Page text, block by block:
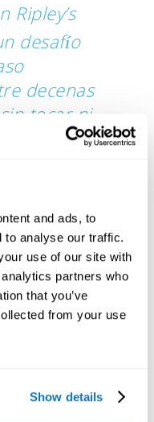
and ads, to
to analyse our traffic.
use of our site with
partners who
that you’ve
from your use
Show details
Ripley’s
desafío
decenas
tocar ni
láser,
tiempo para
tu